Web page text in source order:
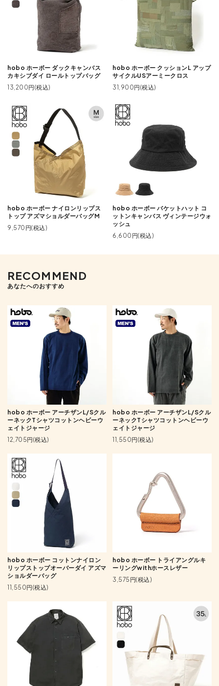
hobo ホーボー ダックキャンバス
カキシブダイ ロールトップバッグ
13,200円(税込)
hobo ホーボー クッションL アップ
サイクルUSアーミークロス
31,900円(税込)
hobo ホーボー ナイロンリップス
トップ アズマショルダーバッグM
9,570円(税込)
hobo ホーボー バケットハット コ
ットンキャンバス ヴィンテージウォ
ッシュ
6,600円(税込)
RECOMMEND
あなたへのおすすめ
hobo ホーボー アーチザンL/Sクル
ーネックTシャツコットンヘビーウ
ェイトジャージ
12,705円(税込)
hobo ホーボー アーチザンL/Sクル
ーネックTシャツコットンヘビーウ
ェイトジャージ
11,550円(税込)
hobo ホーボー コットンナイロン
リップストップオーバーダイ アズマ
ショルダーバッグ
11,550円(税込)
hobo ホーボー トライアングルキ
ーリングwithホースレザー
3,575円(税込)